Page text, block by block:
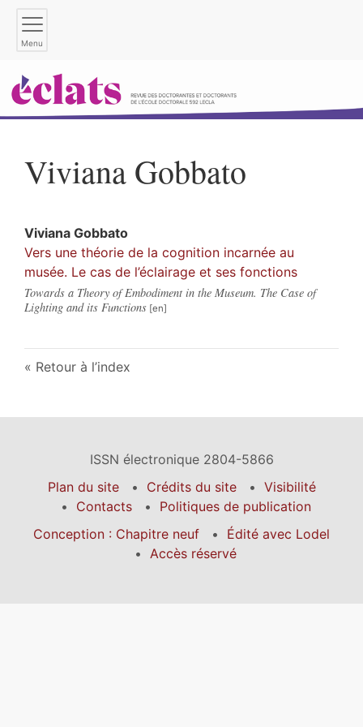
Menu
Viviana Gobbato
Viviana Gobbato
Vers une théorie de la cognition incarnée au
musée. Le cas de l’éclairage et ses fonctions
Towards a Theory of Embodiment in the Museum. The Case of
Lighting and its Functions
Retour à l’index
ISSN électronique 2804-5866
Plan du site
Crédits du site
Visibilité
Contacts
Politiques de publication
Conception : Chapitre neuf
Édité avec Lodel
Accès réservé